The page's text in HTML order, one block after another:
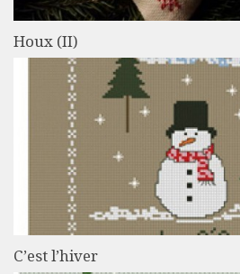
Houx (II)
C’est l’hiver